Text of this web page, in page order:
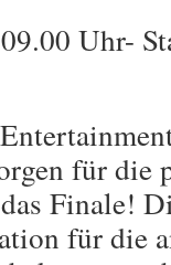
Uhr-
für die
Finale!
für die